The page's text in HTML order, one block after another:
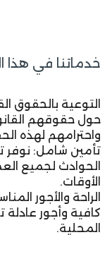
خدماتنا في هذا
التوعية بالحقوق
حول حقوقهم
واحترامهم لهذه
تأمين شامل:
الحوادث لجميع
الأوقات.
الراحة والأجور
كافية وأجور عادلة
المحلية.